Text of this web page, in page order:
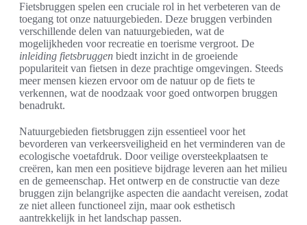
Fietsbruggen spelen een cruciale rol in het verbeteren van de
toegang tot onze natuurgebieden. Deze bruggen verbinden
verschillende delen van natuurgebieden, wat de
mogelijkheden voor recreatie en toerisme vergroot. De
inleiding fietsbruggen biedt inzicht in de groeiende
populariteit van fietsen in deze prachtige omgevingen. Steeds
meer mensen kiezen ervoor om de natuur op de fiets te
verkennen, wat de noodzaak voor goed ontworpen bruggen
benadrukt.
Natuurgebieden fietsbruggen zijn essentieel voor het
bevorderen van verkeersveiligheid en het verminderen van de
ecologische voetafdruk. Door veilige oversteekplaatsen te
creëren, kan men een positieve bijdrage leveren aan het milieu
en de gemeenschap. Het ontwerp en de constructie van deze
bruggen zijn belangrijke aspecten die aandacht vereisen, zodat
ze niet alleen functioneel zijn, maar ook esthetisch
aantrekkelijk in het landschap passen.